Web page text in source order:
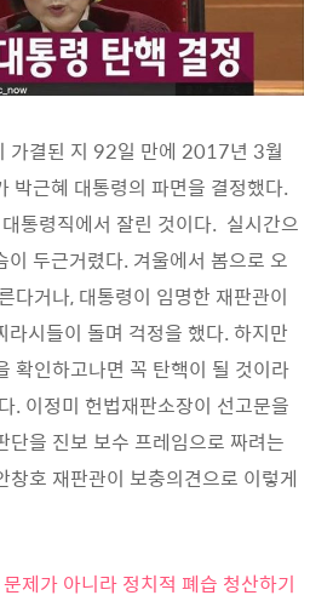
가결된 지 92일 만에 2017년 3월
박근혜 대통령의 파면을 결정했다.
통령직에서 잘린 것이다. 실시간으
두근거렸다. 겨울에서 봄으로 오
다거나, 대통령이 임명한 재판관이
시들이 돌며 걱정을 했다. 하지만
확인하고나면 꼭 탄핵이 될 것이라
. 이정미 헌법재판소장이 선고문을
단을 진보 보수 프레임으로 짜려는
창호 재판관이 보충의견으로 이렇게
제가 아니라 정치적 폐습 청산하기